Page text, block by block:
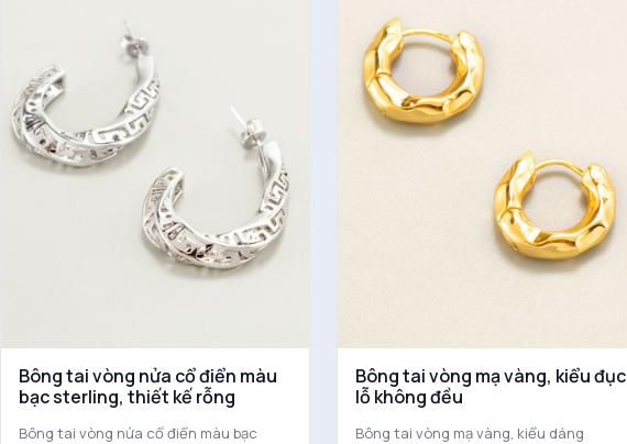
Bông tai vòng nửa cổ điển màu
bạc sterling, thiết kế rỗng
Bông tai vòng nửa cổ điển màu bạc
Bông tai vòng mạ vàng, kiểu đục
lỗ không đều
Bông tai vòng mạ vàng, kiểu dáng